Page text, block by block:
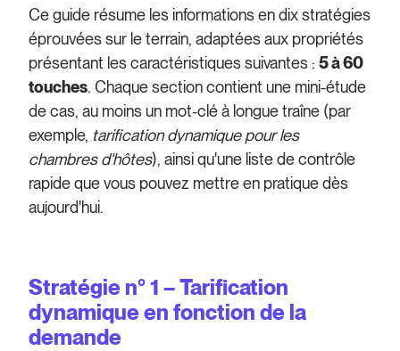
Ce guide résume les informations en dix stratégies
éprouvées sur le terrain, adaptées aux propriétés
présentant les caractéristiques suivantes :5 à 60
touches. Chaque section contient une mini-étude
de cas, au moins un mot-clé à longue traîne (par
exemple, tarification dynamique pour les
chambres d'hôtes), ainsi qu'une liste de contrôle
rapide que vous pouvez mettre en pratique dès
aujourd'hui.
Stratégie n° 1 – Tarification
dynamique en fonction de la
demande